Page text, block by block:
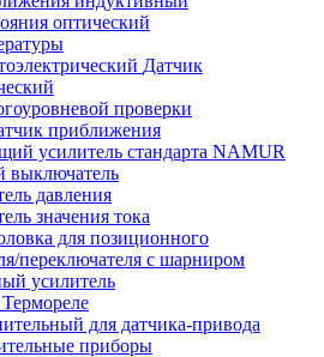
оптический
Датчик
проверки
приближения
усилитель стандарта NAMUR
выключатель
давления
значения тока
для позиционного
переключателя с шарниром
усилитель
Термореле
для датчика-привода
приборы